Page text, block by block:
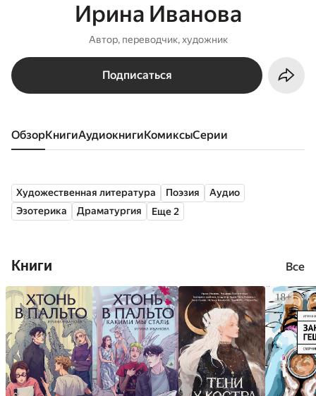
Ирина Иванова
Автор, переводчик, художник
Подписаться
Обзор книги аудиокниги комиксы серии
Художественная литература Поэзия
Аудио
Эзотерика
Драматургия Еще 2
Книги Все